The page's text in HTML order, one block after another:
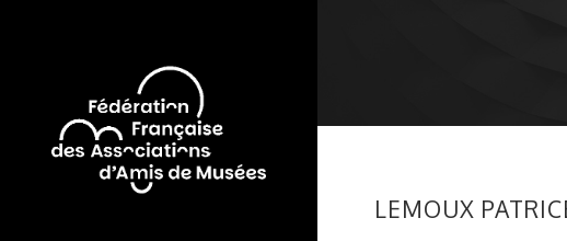
LEMOUX